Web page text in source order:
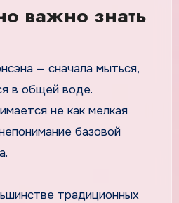
важно знать
— сначала мыться,
в общей воде.
не как мелкая
базовой
традиционных